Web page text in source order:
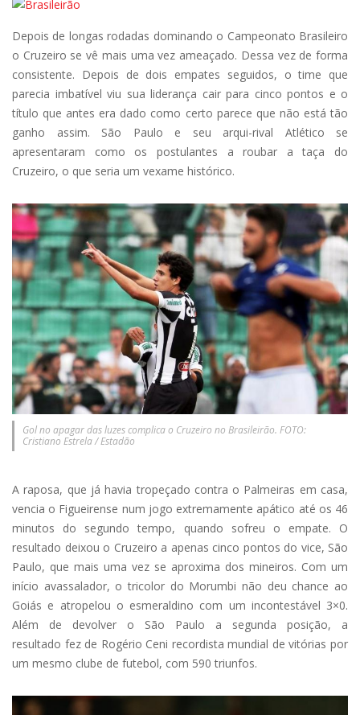
Depois de longas rodadas dominando o Campeonato Brasileiro
o Cruzeiro se vê mais uma vez ameaçado. Dessa vez de forma
consistente. Depois de dois empates seguidos, o time que
parecia imbatível viu sua liderança cair para cinco pontos e o
título que antes era dado como certo parece que não está tão
ganho assim. São Paulo e seu arqui-rival Atlético se
apresentaram como os postulantes a roubar a taça do
Cruzeiro, o que seria um vexame histórico.
Gol no apagar das luzes complica o Cruzeiro no Brasileirão. FOTO:
Cristiano Estrela / Estadão
A raposa, que já havia tropeçado contra o Palmeiras em casa,
vencia o Figueirense num jogo extremamente apático até os 46
minutos do segundo tempo, quando sofreu o empate. O
resultado deixou o Cruzeiro a apenas cinco pontos do vice, São
Paulo, que mais uma vez se aproxima dos mineiros. Com um
início avassalador, o tricolor do Morumbi não deu chance ao
Goiás e atropelou o esmeraldino com um incontestável 3×0.
Além de devolver o São Paulo a segunda posição, a
resultado fez de Rogério Ceni recordista mundial de vitórias por
um mesmo clube de futebol, com 590 triunfos.